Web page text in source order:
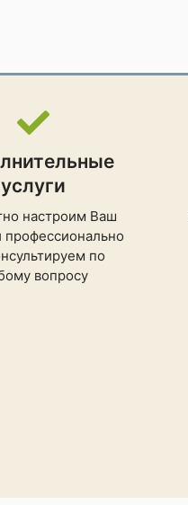
услуги
настроим Ваш
профессионально
по
вопросу